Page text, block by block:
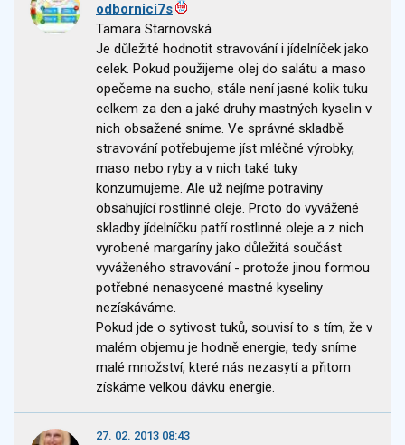
odbornici7s
Tamara Starnovská
Je důležité hodnotit stravování i jídelníček jako
celek. Pokud použijeme olej do salátu a maso
opečeme na sucho, stále není jasné kolik tuku
celkem za den a jaké druhy mastných kyselin v
nich obsažené sníme. Ve správné skladbě
stravování potřebujeme jíst mléčné výrobky,
maso nebo ryby a v nich také tuky
konzumujeme. Ale už nejíme potraviny
obsahující rostlinné oleje. Proto do vyvážené
skladby jídelníčku patří rostlinné oleje a z nich
vyrobené margaríny jako důležitá součást
vyváženého stravování - protože jinou formou
potřebné nenasycené mastné kyseliny
nezískáváme.
Pokud jde o sytivost tuků, souvisí to s tím, že v
malém objemu je hodně energie, tedy sníme
malé množství, které nás nezasytí a přitom
získáme velkou dávku energie.
27. 02. 2013 08:43